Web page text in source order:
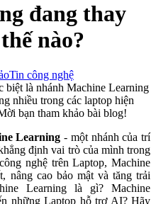
đang thay
nào?
Tin công nghệ
biệt là nhánh Machine Learning
nhiều trong các laptop hiện
bạn tham khảo bài blog!
Learning- một nhánh của trí
định vai trò của mình trong
nghệ trên Laptop, Machine
nâng cao bảo mật và tăng trải
Learning là gì? Machine
những Laptop hỗ trợ AI? Hãy